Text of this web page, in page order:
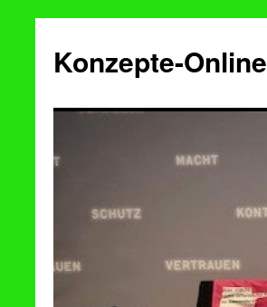
Konzepte-Online